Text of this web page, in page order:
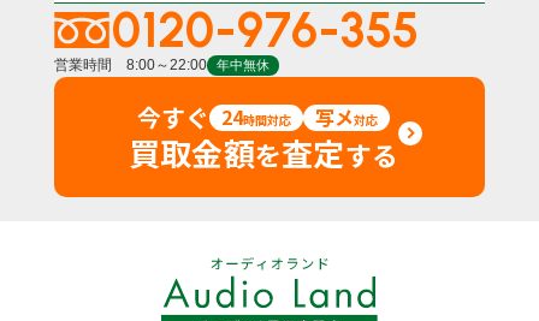
0120-976-355
営業時間 8:00～22:00 年中無休
今すぐ 24時間対応 写メ対応
買取金額を査定する